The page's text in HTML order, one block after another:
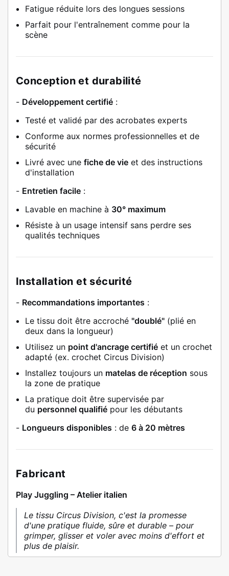
Fatigue réduite lors des longues sessions
Parfait pour l'entraînement comme pour la
scène
Conception et durabilité
- Développement certifié :
Testé et validé par des acrobates experts
Conforme aux normes professionnelles et de
sécurité
Livré avec une fiche de vie et des instructions
d'installation
- Entretien facile :
Lavable en machine à 30° maximum
Résiste à un usage intensif sans perdre ses
qualités techniques
Installation et sécurité
- Recommandations importantes :
Le tissu doit être accroché "doublé" (plié en
deux dans la longueur)
Utilisez un point d'ancrage certifié et un crochet
adapté (ex. crochet Circus Division)
Installez toujours un matelas de réception sous
la zone de pratique
La pratique doit être supervisée par
du personnel qualifié pour les débutants
- Longueurs disponibles : de 6 à 20 mètres
Fabricant
Play Juggling – Atelier italien
Le tissu Circus Division, c'est la promesse
d'une pratique fluide, sûre et durable – pour
grimper, glisser et voler avec moins d'effort et
plus de plaisir.